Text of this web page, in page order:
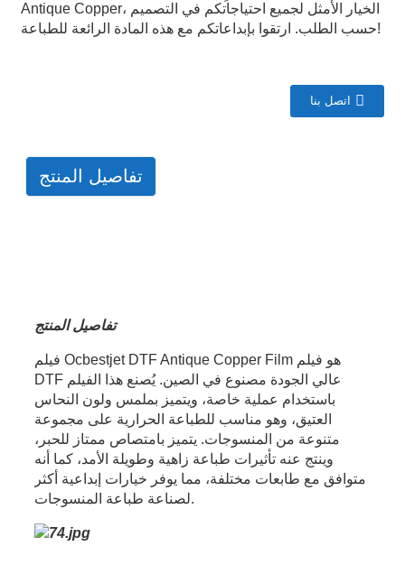
Antique Copper، الخيار الأمثل لجميع احتياجاتكم في التصميم
حسب الطلب. ارتقوا بإبداعاتكم مع هذه المادة الرائعة للطباعة!
اتصل بنا
تفاصيل المنتج
تفاصيل المنتج
فيلم Ocbestjet DTF Antique Copper Film هو فيلم
DTF عالي الجودة مصنوع في الصين. يُصنع هذا الفيلم
باستخدام عملية خاصة، ويتميز بملمس ولون النحاس
العتيق، وهو مناسب للطباعة الحرارية على مجموعة
متنوعة من المنسوجات. يتميز بامتصاص ممتاز للحبر،
وينتج عنه تأثيرات طباعة زاهية وطويلة الأمد، كما أنه
متوافق مع طابعات مختلفة، مما يوفر خيارات إبداعية أكثر
لصناعة طباعة المنسوجات.